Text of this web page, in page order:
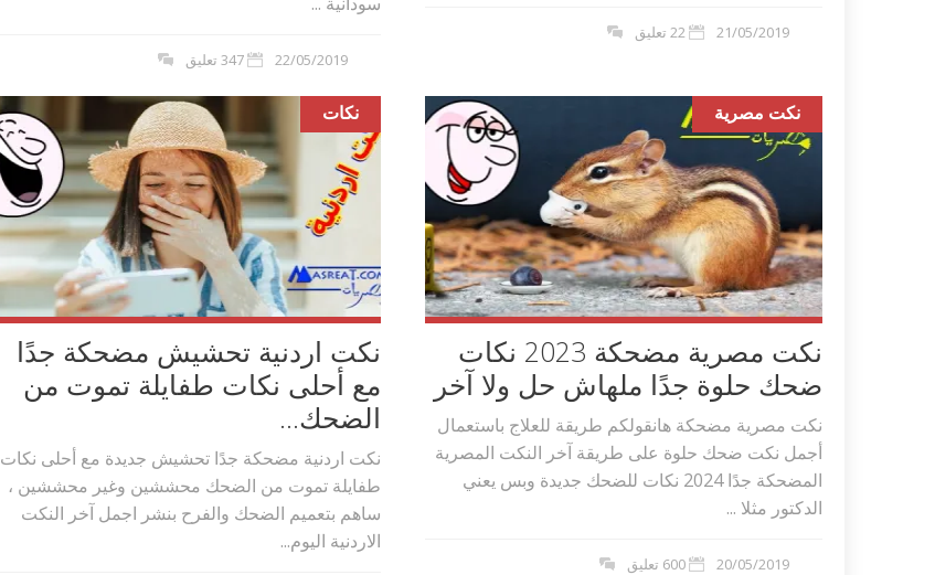
22/05/2019 347 تعليق
21/05/2019 22 تعليق
نكات
نكت اردنية تحشيش مضحكة جدًا
مع أحلى نكات طفايلة تموت من
الضحك...
نكت اردنية مضحكة جدًا تحشيش جديدة مع أحلى نكات
طفايلة تموت من الضحك محششين وغير محششين ،
ساهم بتعميم الضحك والفرح بنشر اجمل آخر النكت
الاردنية اليوم...
نكت مصرية
نكت مصرية مضحكة 2023 نكات
ضحك حلوة جدًا ملهاش حل ولا آخر
نكت مصرية مضحكة هانقولكم طريقة للعلاج باستعمال
أجمل نكت ضحك حلوة على طريقة آخر النكت المصرية
المضحكة جدًا 2024 نكات للضحك جديدة وبس يعني
الدكتور مثلا ...
20/05/2019 600 تعليق